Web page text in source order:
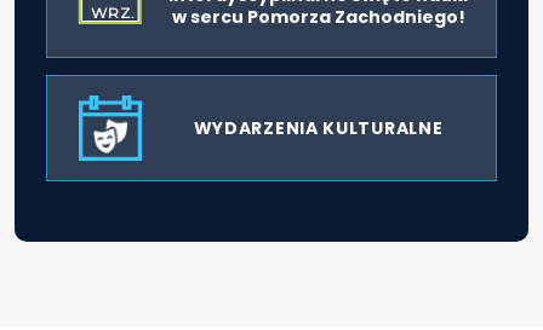
WRZ.
w sercu Pomorza Zachodniego!
WYDARZENIA KULTURALNE